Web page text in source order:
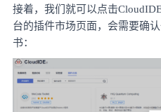
接着，我们就可以点击
台的插件市场页面，会需要确
书：